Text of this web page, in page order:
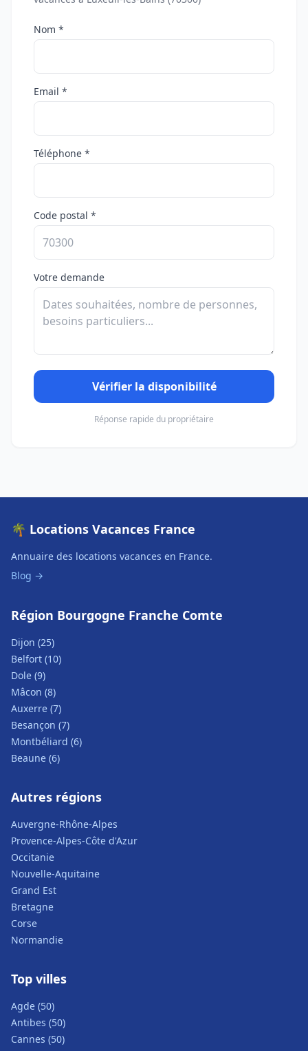
Nom *
Email *
Téléphone *
Code postal *
Votre demande
Vérifier la disponibilité
Réponse rapide du propriétaire
🌴 Locations Vacances France
Annuaire des locations vacances en France.
Blog →
Région Bourgogne Franche Comte
Dijon (25)
Belfort (10)
Dole (9)
Mâcon (8)
Auxerre (7)
Besançon (7)
Montbéliard (6)
Beaune (6)
Autres régions
Auvergne-Rhône-Alpes
Provence-Alpes-Côte d'Azur
Occitanie
Nouvelle-Aquitaine
Grand Est
Bretagne
Corse
Normandie
Top villes
Agde (50)
Antibes (50)
Cannes (50)